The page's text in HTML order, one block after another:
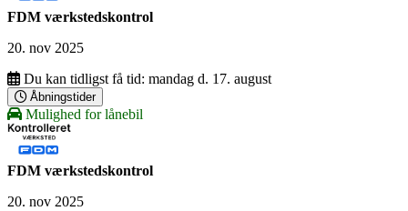
FDM værkstedskontrol
20. nov 2025
Du kan tidligst få tid: mandag d. 17. august
Åbningstider
Mulighed for lånebil
FDM værkstedskontrol
20. nov 2025